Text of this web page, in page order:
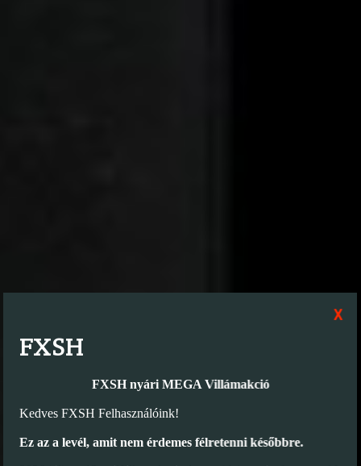
FXSH
FXSH nyári MEGA Villámakció
Kedves FXSH Felhasználóink!
Ez az a levél, amit nem érdemes félretenni későbbre.
x